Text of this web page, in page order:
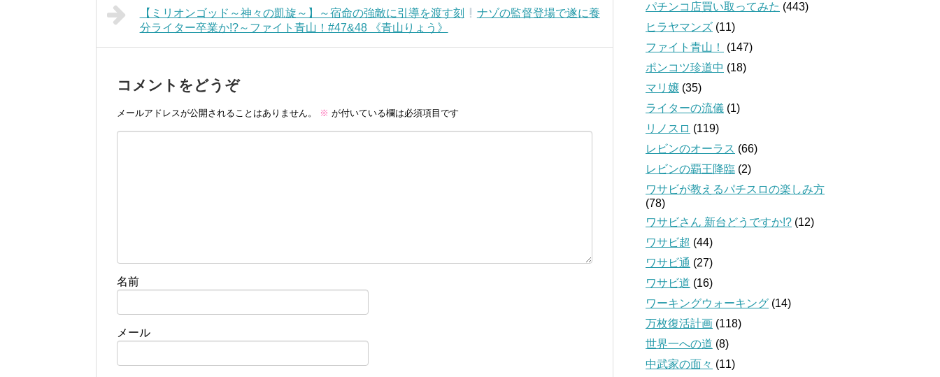
【ミリオンゴッド～神々の凱旋～】～宿命の強敵に引導を渡す刻
ナゾの監督登場で遂に養
分ライター卒業か!?～ファイト青山！#47&48 《青山りょう》
コメントをどうぞ
メールアドレスが公開されることはありません。 ※ が付いている欄は必須項目です
名前
メール
パチンコ店買い取ってみた (443)
ヒラヤマンズ (11)
ファイト青山！
(147)
ポンコツ珍道中 (18)
マリ嬢 (35)
ライターの流儀 (1)
リノスロ (119)
レビンのオーラス (66)
レビンの覇王降臨 (2)
ワサビが教えるパチスロの楽しみ方
(78)
ワサビさん 新台どうですか!? (12)
ワサビ超 (44)
ワサビ通 (27)
ワサビ道 (16)
ワーキングウォーキング (14)
万枚復活計画 (118)
世界一への道 (8)
中武家の面々 (11)